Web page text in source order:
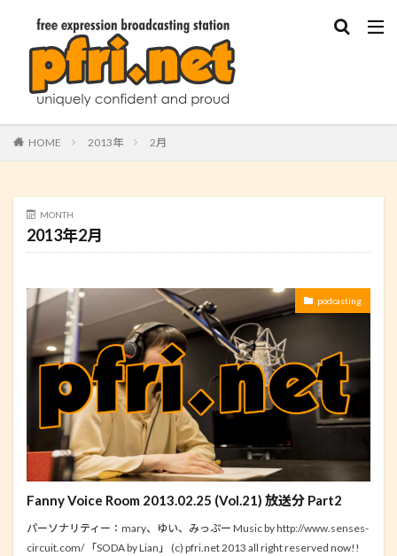
HOME 2013年 2月
MONTH
2013年2月
podcasting
Fanny Voice Room 2013.02.25 (Vol.21) 放送分 Part2
パーソナリティー：mary、ゆい、みっぷー Music by http://www.senses-
circuit.com/ 「SODA by Lian」 (c) pfri.net 2013 all right reserved now!!